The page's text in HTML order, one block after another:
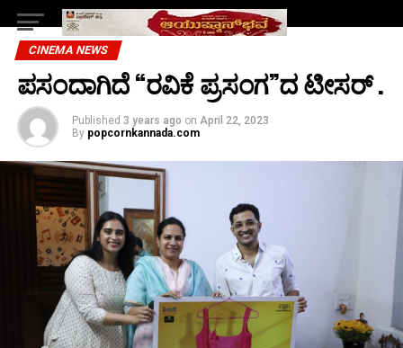
CINEMA NEWS
ಪಸಂದಾಗಿದೆ “ರವಿಕೆ ಪ್ರಸಂಗ”ದ ಟೀಸರ್ .
Published 3 years ago on April 22, 2023
By popcornkannada.com